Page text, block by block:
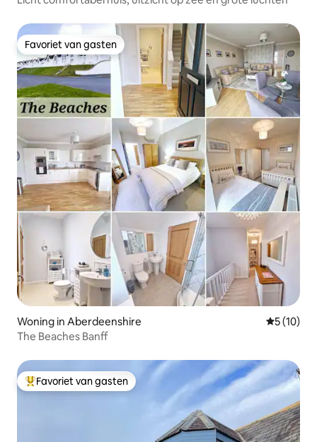
Favoriet van gasten
Favoriet van gasten
Woning in Aberdeenshire
5 (10)
The Beaches Banff
Topfavoriet van gasten
Favoriet van gasten